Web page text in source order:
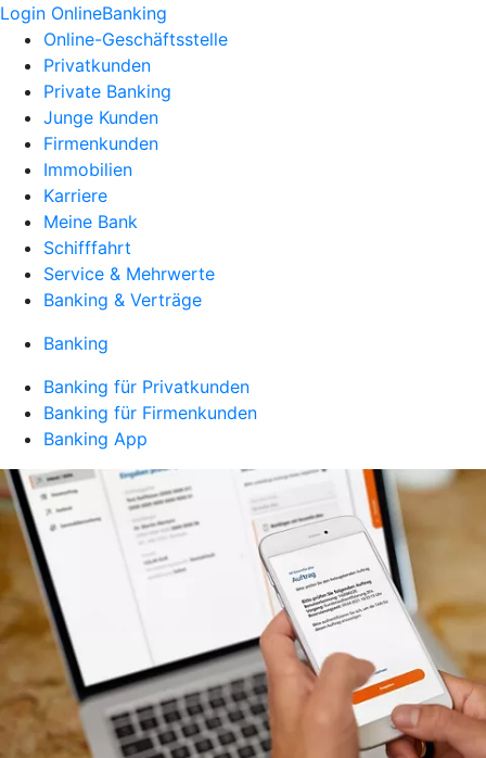
Login OnlineBanking
Online-Geschäftsstelle
Privatkunden
Private Banking
Junge Kunden
Firmenkunden
Immobilien
Karriere
Meine Bank
Schifffahrt
Service & Mehrwerte
Banking & Verträge
Banking
Banking für Privatkunden
Banking für Firmenkunden
Banking App